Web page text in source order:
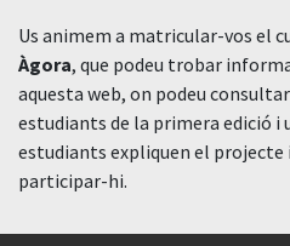
Us animem a matricular-vos el
Àgora, que podeu trobar
aquesta web, on podeu
estudiants de la primera edició i
estudiants expliquen el
participar-hi.